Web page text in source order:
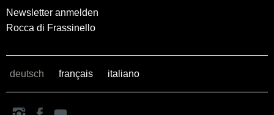
Newsletter anmelden
Rocca di Frassinello
deutsch français italiano